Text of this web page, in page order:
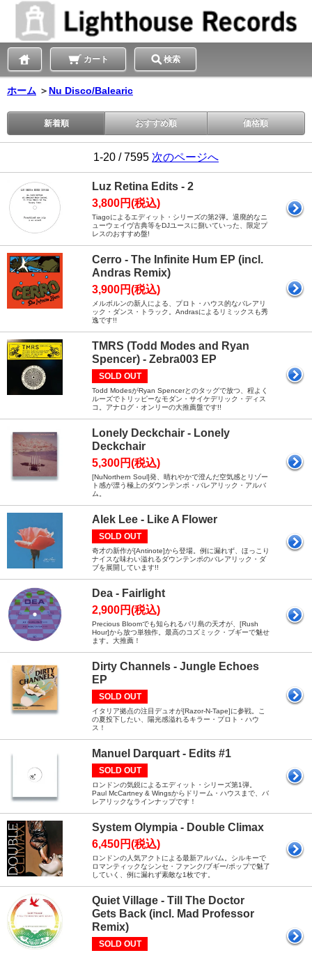
カート 検索
ホーム ＞ Nu Disco/Balearic
新着順 おすすめ順 価格順
1-20 / 7595 次のページへ
Luz Retina Edits - 2
3,800円(税込)
Tiagoによるエディット・シリーズの第2弾。退廃的なニ
ューウェイヴ古典等をDJユースに捌いていった、限定プ
レスのおすすめ盤!
Cerro - The Infinite Hum EP (incl.
Andras Remix)
3,900円(税込)
メルボルンの新人による、プロト・ハウス的なバレアリ
ック・ダンス・トラック。Andrasによるリミックスも秀
逸です!!
TMRS (Todd Modes and Ryan
Spencer) - Zebra003 EP
SOLD OUT
Todd ModesがRyan Spencerとのタッグで放つ、程よく
ルーズでトリッピーなモダン・サイケデリック・ディス
コ。アナログ・オンリーの大推薦盤です!!
Lonely Deckchair - Lonely
Deckchair
5,300円(税込)
[NuNorthern Soul]発、晴れやかで澄んだ空気感とリゾー
ト感が漂う極上のダウンテンポ・バレアリック・アルバ
ム。
Alek Lee - Like A Flower
SOLD OUT
奇才の新作が[Antinote]から登場。例に漏れず、ほっこり
ナイスな味わい溢れるダウンテンポのバレアリック・ダ
ブを展開しています!!
Dea - Fairlight
2,900円(税込)
Precious Bloomでも知られるバリ島の天才が、[Rush
Hour]から放つ単独作。最高のコズミック・ブギーで魅せ
ます。大推薦！
Dirty Channels - Jungle Echoes
EP
SOLD OUT
イタリア拠点の注目デュオが[Razor-N-Tape]に参戦。こ
の夏投下したい、陽光感溢れるキラー・プロト・ハウ
ス！
Manuel Darquart - Edits #1
SOLD OUT
ロンドンの気鋭によるエディット・シリーズ第1弾。
Paul McCartney & Wingsからドリーム・ハウスまで、バ
レアリックなラインナップです！
System Olympia - Double Climax
6,450円(税込)
ロンドンの人気アクトによる最新アルバム。シルキーで
ロマンティックなシンセ・ファンク/ブギー/ポップで魅了
していく、例に漏れず素敵な1枚です。
Quiet Village - Till The Doctor
Gets Back (incl. Mad Professor
Remix)
SOLD OUT